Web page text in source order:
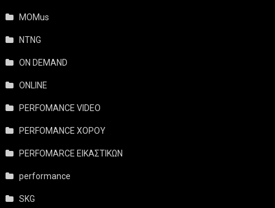
MOMus
NTNG
ON DEMAND
ONLINE
PERFOMANCE VIDEO
PERFOMANCE ΧΟΡΟΥ
PERFOMARCE ΕΙΚΑΣΤΙΚΩΝ
performance
SKG